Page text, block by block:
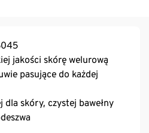
jakości skórę welurową
pasujące do każdej
dla skóry, czystej bawełny